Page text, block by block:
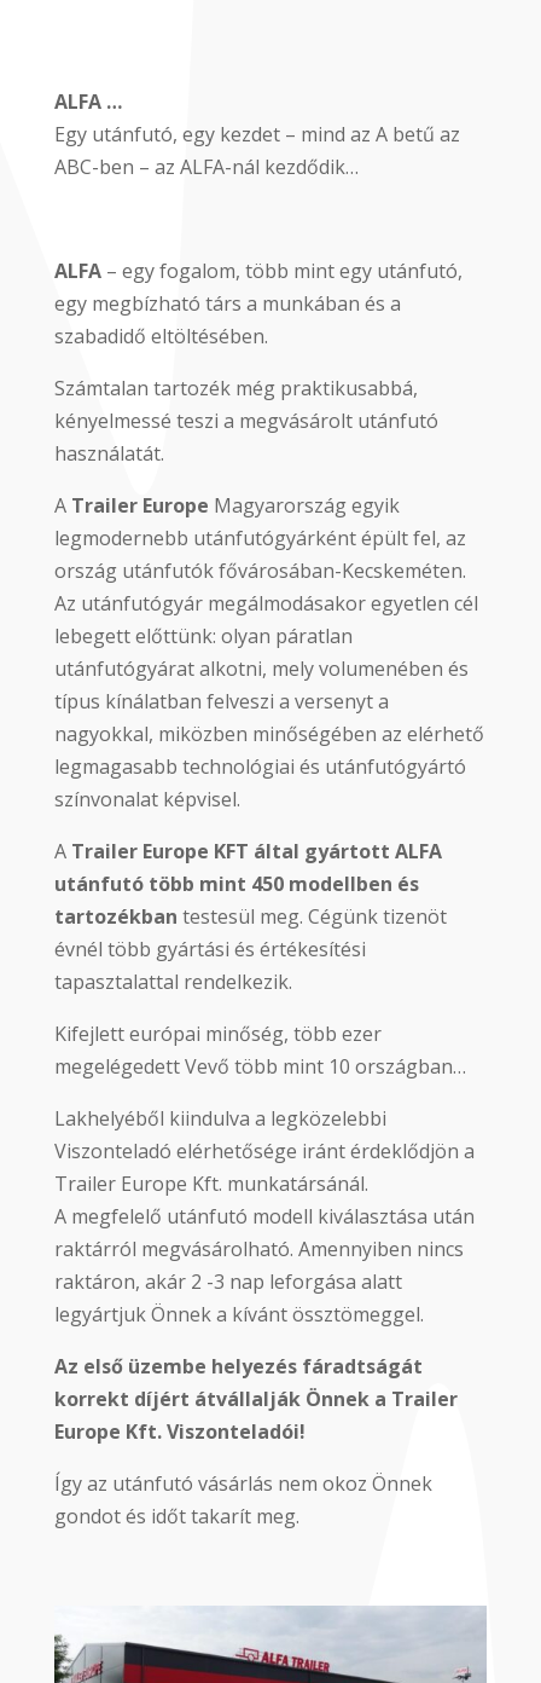
ALFA …
Egy utánfutó, egy kezdet – mind az A betű az
ABC-ben – az ALFA-nál kezdődik…
​ALFA – egy fogalom, több mint egy utánfutó,
egy megbízható társ a munkában és a
szabadidő eltöltésében.
Számtalan tartozék még praktikusabbá,
kényelmessé teszi a megvásárolt utánfutó
használatát.
A Trailer Europe Magyarország egyik
legmodernebb utánfutógyárként épült fel, az
ország utánfutók fővárosában-Kecskeméten.
Az utánfutógyár megálmodásakor egyetlen cél
lebegett előttünk: olyan páratlan
utánfutógyárat alkotni, mely volumenében és
típus kínálatban felveszi a versenyt a
nagyokkal, miközben minőségében az elérhető
legmagasabb technológiai és utánfutógyártó
színvonalat képvisel.
A Trailer Europe KFT által gyártott ALFA
utánfutó több mint 450 modellben és
tartozékban testesül meg. Cégünk tizenöt
évnél több gyártási és értékesítési
tapasztalattal rendelkezik.
Kifejlett európai minőség, több ezer
megelégedett Vevő több mint 10 országban…
Lakhelyéből kiindulva a legközelebbi
Viszonteladó elérhetősége iránt érdeklődjön a
Trailer Europe Kft. munkatársánál.
A megfelelő utánfutó modell kiválasztása után
raktárról megvásárolható. Amennyiben nincs
raktáron, akár 2 -3 nap leforgása alatt
legyártjuk Önnek a kívánt össztömeggel.
Az első üzembe helyezés fáradtságát
korrekt díjért átvállalják Önnek a Trailer
Europe Kft. Viszonteladói!
Így az utánfutó vásárlás nem okoz Önnek
gondot és időt takarít meg.